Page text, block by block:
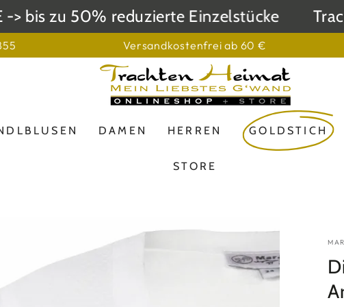
bis zu 50% reduzierte Einzelstücke
Versandkostenfrei ab 60 €
DAMEN HERREN GOLDSTICH
STORE